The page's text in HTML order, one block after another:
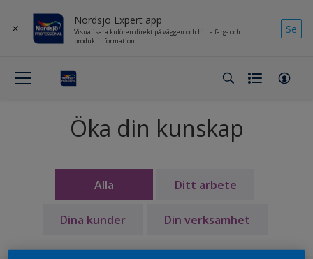
Nordsjö Expert app
Visualisera kulören direkt på väggen och hitta färg- och
produktinformation
Se
Öka din kunskap
Alla Ditt arbete
Dina kunder Din verksamhet